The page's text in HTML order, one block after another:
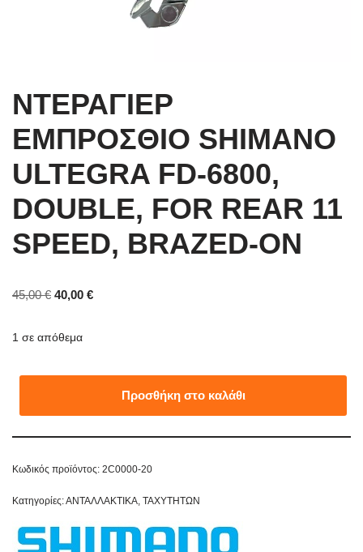
ΝΤΕΡΑΓΙΕΡ
ΕΜΠΡΟΣΘΙΟ SHIMANO
ULTEGRA FD-6800,
DOUBLE, FOR REAR 11
SPEED, BRAZED-ON
45,00€ 40,00 €
1 σε απόθεμα
Προσθήκη στο καλάθι
Κωδικός προϊόντος: 2C0000-20
Κατηγορίες:ΑΝΤΑΛΛΑΚΤΙΚΑ, ΤΑΧΥΤΗΤΩΝ